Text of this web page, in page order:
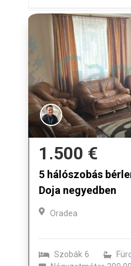
1.500 €
5 hálószobás
Doja negyedben
Oradea
Szobák 6